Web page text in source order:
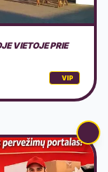
VIP